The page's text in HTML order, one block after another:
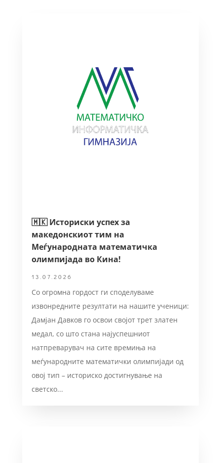
🇲🇰 Историски успех за
македонскиот тим на
Меѓународната математичка
олимпијада во Кина!
13.07.2026
Со огромна гордост ги споделуваме
извонредните резултати на нашите ученици:
Дамјан Давков го освои својот трет златен
медал, со што стана најуспешниот
натпреварувач на сите времиња на
меѓународните математички олимпијади од
овој тип – историско достигнување на
светско...